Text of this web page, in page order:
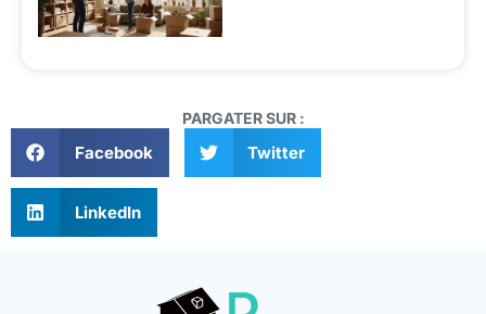
PARGATER SUR :
Facebook Twitter
LinkedIn